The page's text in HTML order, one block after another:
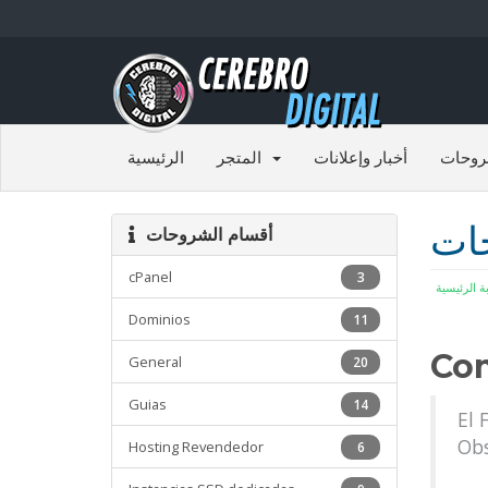
الرئيسية أخبار وإعلانات
الرئيسية
أقسام الشروحات
3
cPanel
11
Dominios
20
General
14
Guias
6
Hosting Revendedor
El